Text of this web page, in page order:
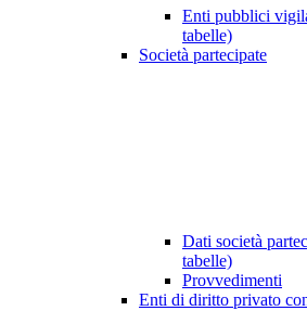
Enti pubblici
tabelle)
Società partecipate
Dati società
tabelle)
Provvedimenti
Enti di diritto privato